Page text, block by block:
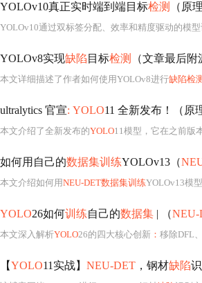
YOLOv10真正实时端到端目标检测 （原
YOLOv10通过双标签分配、效率和精度驱动的模
YOLOv8实现缺陷 目标检测 （文章最后附
本文详细描述了作者如何使用YOLOv8进行缺陷检测
ultralytics 官宣: YOLO11 全新发布！（原
本文介绍了全新发布的YOLO11模型，它在之前版
如何用自己的数据集训练YOLOv13（
本文介绍如何用NEU-DET数据集训练YOLOv13模
YOLO26如何训练自己的数据集 | （NEU-
本文深入解析YOLO26的四大核心创新 ： 移除DFL
【YOLO11实战】 NEU-DET ，钢材缺陷